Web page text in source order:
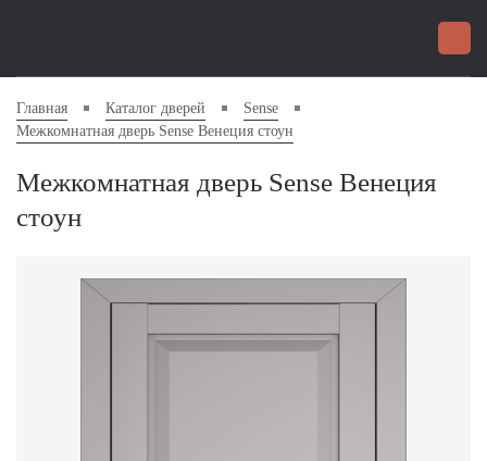
Главная Каталог дверей
Sense
Межкомнатная дверь Sense Венеция стоун
Межкомнатная дверь Sense Венеция
стоун